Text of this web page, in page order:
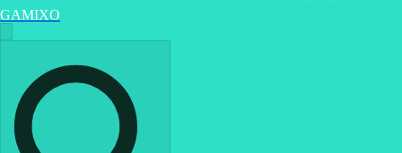
GAMIXO